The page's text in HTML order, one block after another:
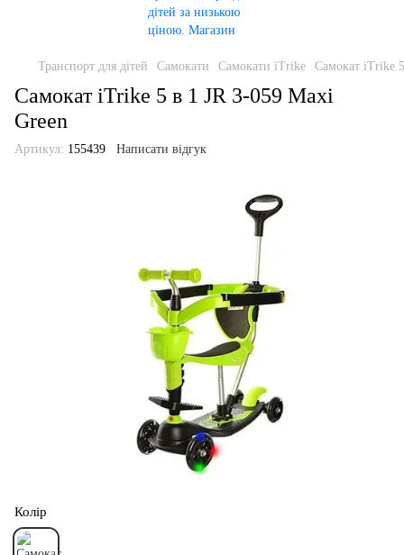
Транспорт для дітей Самокати Самокати iTrike Самокат iTrike
Самокат iTrike 5 в 1 JR 3-059 Maxi
Green
Артикул: 155439 Написати відгук
Колір